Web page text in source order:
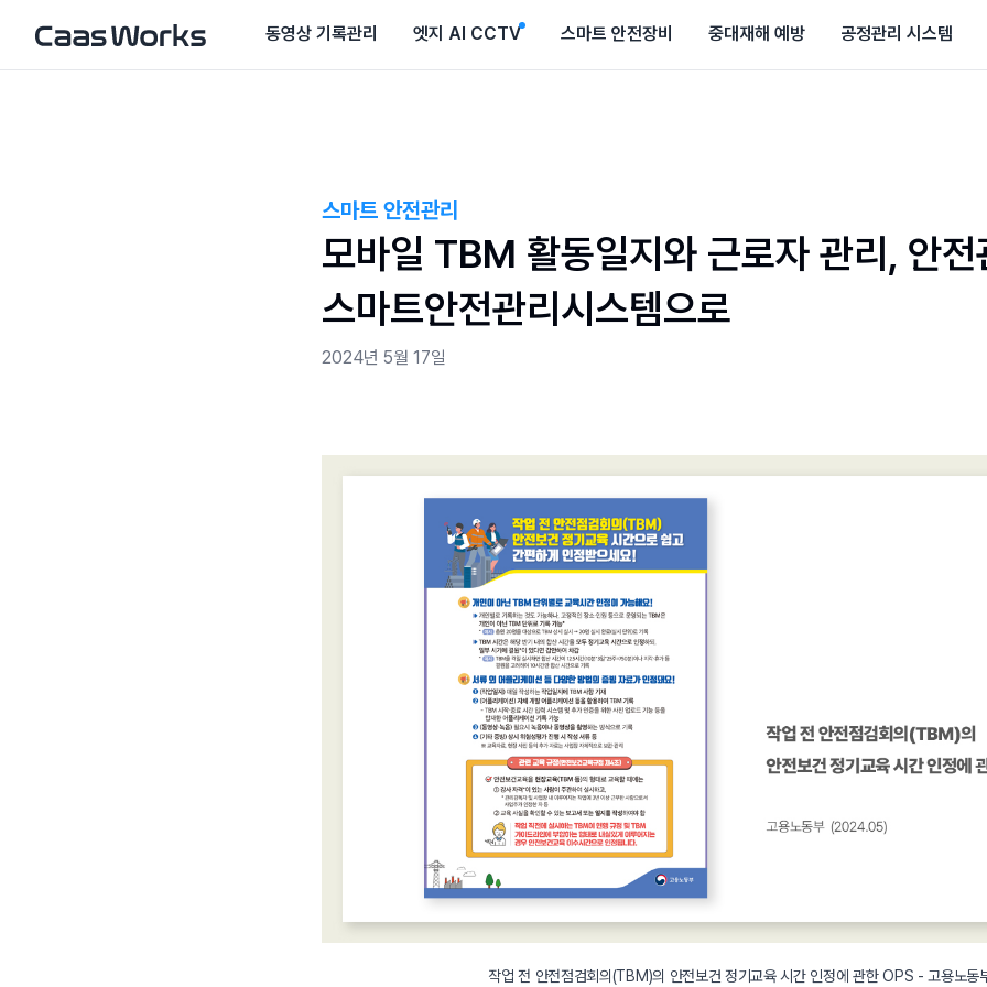
동영상 기록관리 엣지 AI CCTV 스마트 안전장비 중대재해 예방 공정관리 시스템
스마트 안전관리
모바일 TBM 활동일지와 근로자 관리, 안전
스마트안전관리시스템으로
2024년 5월 17일
작업 전 안전점검회의(TBM)의 안전보건 정기교육 시간 인정에 관한 OPS - 고용노동